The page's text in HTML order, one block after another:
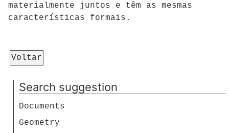
materialmente juntos e têm as mesmas
características formais.
Voltar
Search suggestion
Documents
Geometry